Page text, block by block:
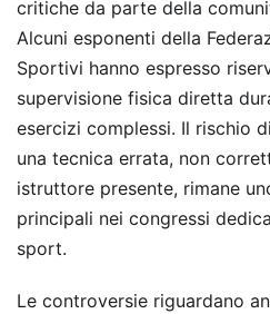
critiche da parte della
Alcuni esponenti della
Sportivi hanno espresso
supervisione fisica diretta
esercizi complessi. Il rischio
una tecnica errata, non
istruttore presente, rimane
principali nei congressi
sport.
Le controversie riguardano